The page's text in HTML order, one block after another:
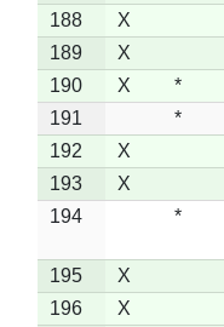
188
X
189
X
190
X *
191
*
192
X
193
X
194
*
195
X
196
X